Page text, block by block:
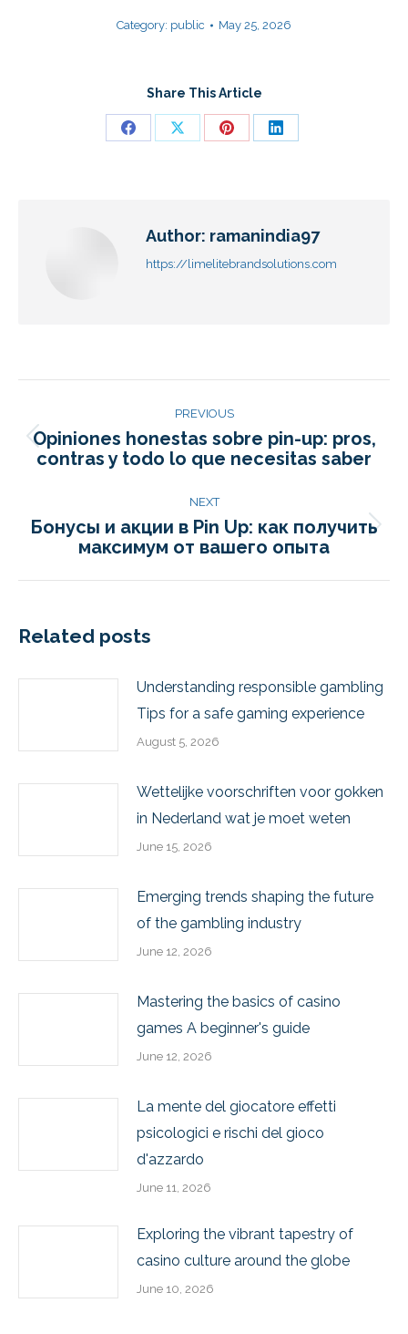
Category: public May 25, 2026
Share This Article
Author: ramanindia97
https://limelitebrandsolutions.com
PREVIOUS
Opiniones honestas sobre pin-up: pros,
contras y todo lo que necesitas saber
NEXT
Бонусы и акции в Pin Up: как получить
максимум от вашего опыта
Related posts
Understanding responsible gambling
Tips for a safe gaming experience
August 5, 2026
Wettelijke voorschriften voor gokken
in Nederland wat je moet weten
June 15, 2026
Emerging trends shaping the future
of the gambling industry
June 12, 2026
Mastering the basics of casino
games A beginner's guide
June 12, 2026
La mente del giocatore effetti
psicologici e rischi del gioco
d'azzardo
June 11, 2026
Exploring the vibrant tapestry of
casino culture around the globe
June 10, 2026